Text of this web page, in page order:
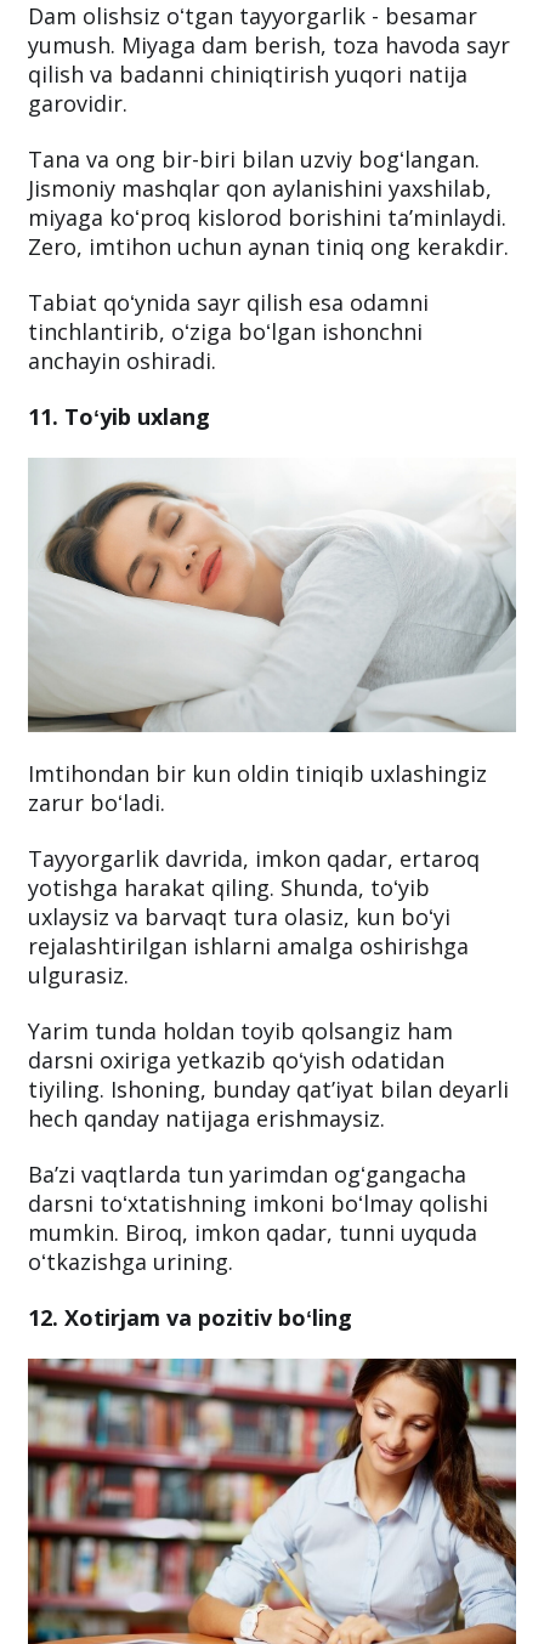
Dam olishsiz oʻtgan tayyorgarlik - besamar
yumush. Miyaga dam berish, toza havoda sayr
qilish va badanni chiniqtirish yuqori natija
garovidir.
Tana va ong bir-biri bilan uzviy bogʻlangan.
Jismoniy mashqlar qon aylanishini yaxshilab,
miyaga koʻproq kislorod borishini taʼminlaydi.
Zero, imtihon uchun aynan tiniq ong kerakdir.
Tabiat qoʻynida sayr qilish esa odamni
tinchlantirib, oʻziga boʻlgan ishonchni
anchayin oshiradi.
11. Toʻyib uxlang
Imtihondan bir kun oldin tiniqib uxlashingiz
zarur boʻladi.
Tayyorgarlik davrida, imkon qadar, ertaroq
yotishga harakat qiling. Shunda, toʻyib
uxlaysiz va barvaqt tura olasiz, kun boʻyi
rejalashtirilgan ishlarni amalga oshirishga
ulgurasiz.
Yarim tunda holdan toyib qolsangiz ham
darsni oxiriga yetkazib qoʻyish odatidan
tiyiling. Ishoning, bunday qatʼiyat bilan deyarli
hech qanday natijaga erishmaysiz.
Baʼzi vaqtlarda tun yarimdan ogʻgangacha
darsni toʻxtatishning imkoni boʻlmay qolishi
mumkin. Biroq, imkon qadar, tunni uyquda
oʻtkazishga urining.
12. Xotirjam va pozitiv boʻling